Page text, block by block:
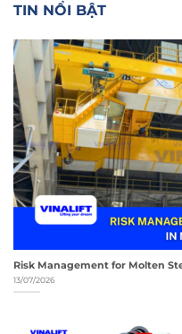
TIN NỔI BẬT
Risk Management for Molten
13/07/2026